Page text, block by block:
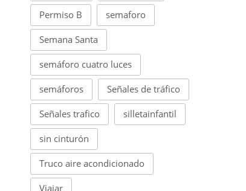
Permiso B semaforo
Semana Santa
semáforo cuatro luces
semáforos Señales de tráfico
Señales trafico silletainfantil
sin cinturón
Truco aire acondicionado
Viajar